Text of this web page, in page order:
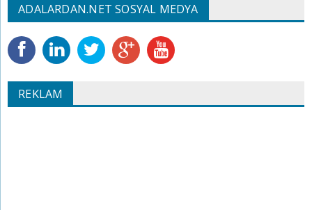
ADALARDAN.NET SOSYAL MEDYA
REKLAM